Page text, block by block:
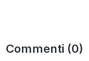
Commenti (0)